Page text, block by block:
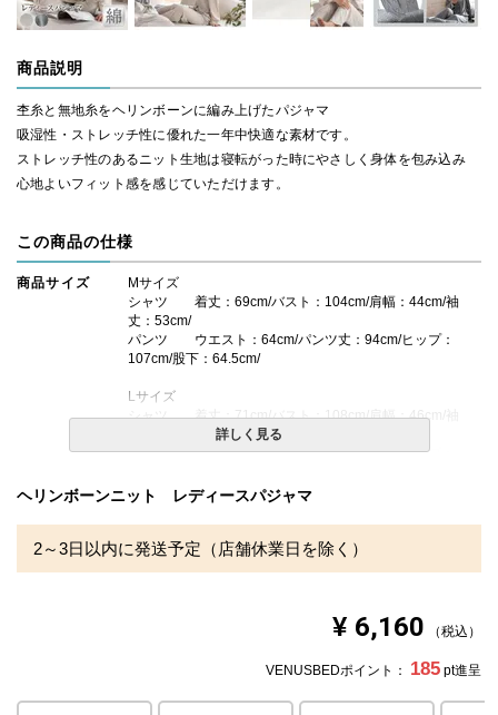
商品説明
杢糸と無地糸をヘリンボーンに編み上げたパジャマ
吸湿性・ストレッチ性に優れた一年中快適な素材です。
ストレッチ性のあるニット生地は寝転がった時にやさしく身体を包み込み
心地よいフィット感を感じていただけます。
この商品の仕様
商品サイズ
Mサイズ
シャツ 着丈：69cm/バスト：104cm/肩幅：44cm/袖
丈：53cm/
パンツ ウエスト：64cm/パンツ丈：94cm/ヒップ：
107cm/股下：64.5cm/
Lサイズ
シャツ 着丈：71cm/バスト：108cm/肩幅：46cm/袖
パンツ ウエスト：67cm/パンツ丈：97cm/ヒップ：
送料 無料
※北海道・沖縄・離島等一部地域へのお届けは別途送料が
発生する場合がございます。また発送予定も変更になる場
※できる限り実際の色を再現するよう心がけております
詳しく見る
ヘリンボーンニット レディースパジャマ
2～3日以内に発送予定（店舗休業日を除く）
¥ 6,160 税込
VENUSBEDポイント： 185 pt進呈